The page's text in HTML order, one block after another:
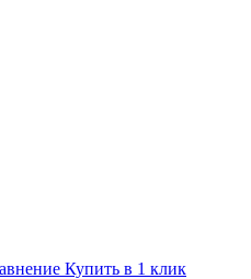
Купить в 1 клик